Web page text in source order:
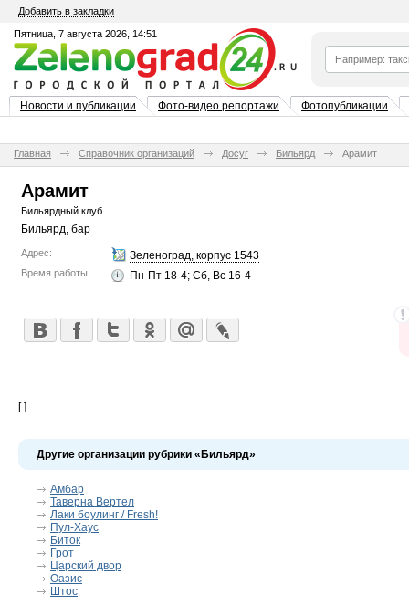
Добавить в закладки
Пятница, 7 августа 2026, 14:51
Новости и публикации Фото-видео репортажи Фотопубликации
Главная Справочник организаций Досуг Бильярд Арамит
Арамит
Бильярдный клуб
Бильярд, бар
Адрес: Зеленоград, корпус 1543
Время работы: Пн-Пт 18-4; Сб, Вс 16-4
[ ]
Другие организации рубрики «Бильярд»
Амбар
Таверна Вертел
Лаки боулинг / Fresh!
Пул-Хаус
Биток
Грот
Царский двор
Оазис
Штос